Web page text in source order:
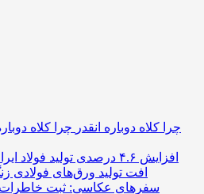
چرا کلاه دوباره انقدر
افت تولید ورق‌های